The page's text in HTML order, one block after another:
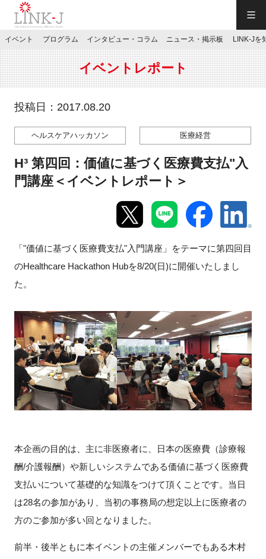
JP／EN
特別会員専用メニュー
施設ご予約
マイページ
新規登録
イベント
プログラム
インタビュー・コラム
LINK-Jを知る
施設・アクセス
FAQ
イベント プログラム インタビュー・コラム ニュース・掲示板 LINK-Jを
イベントレポート
投稿日：2017.08.20
ヘルスケアハッカソン 医療経営
H³ 第四回：価値に基づく医療費支払"入
門講座＜イベントレポート＞
「"価値に基づく医療費支払"入門講座」をテーマに第四回目
のHealthcare Hackathon Hubを8/20(日)に開催いたしまし
た。
本企画の目的は、主に非医療者に、日本の医療費（診療報
酬/介護報酬）や新しいシステムである価値に基づく医療費
支払いについて基礎的な知識をつけて頂くことです。当日
は28名の参加があり、当初の事務局の想定以上に医療者の
方のご参加が多い回となりました。
前半・後半ともに本イベントの主催メンバーでもある木村